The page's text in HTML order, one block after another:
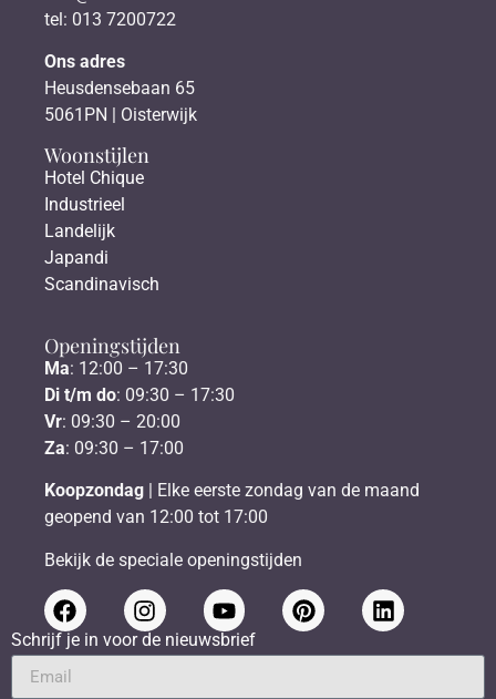
tel: 013 7200722
Ons adres
Heusdensebaan 65
5061PN | Oisterwijk
Woonstijlen
Hotel Chique
Industrieel
Landelijk
Japandi
Scandinavisch
Openingstijden
Ma: 12:00 – 17:30
Di t/m do: 09:30 – 17:30
Vr: 09:30 – 20:00
Za: 09:30 – 17:00
Koopzondag | Elke eerste zondag van de maand
geopend van 12:00 tot 17:00
Bekijk de speciale openingstijden
Schrijf je in voor de nieuwsbrief